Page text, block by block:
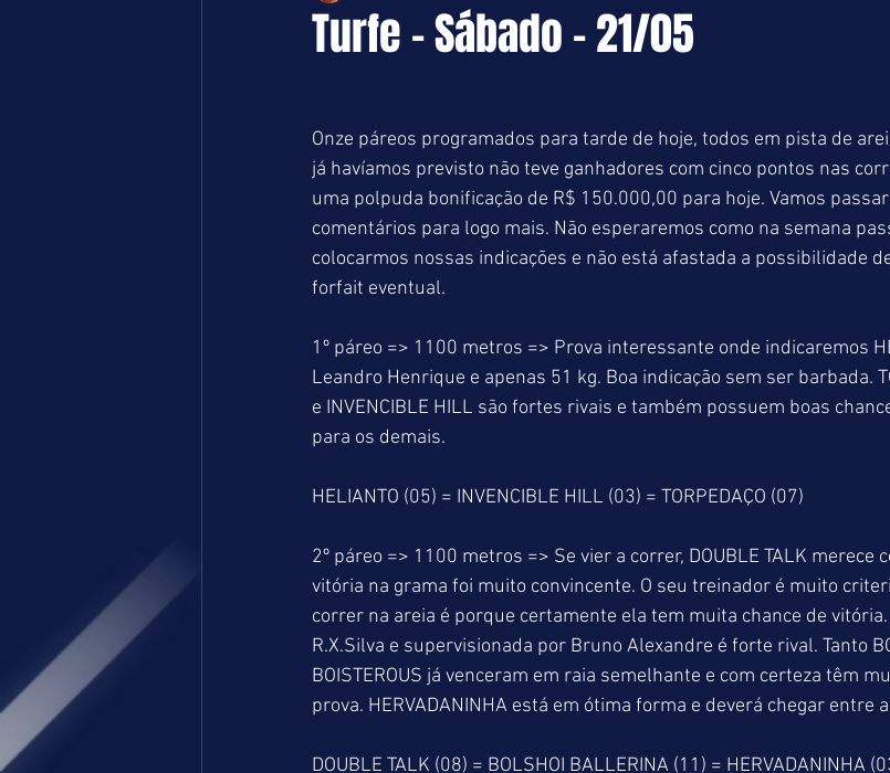
Turfe - Sábado - 21/05
Onze páreos programados para tarde de hoje, todos em pista de
já havíamos previsto não teve ganhadores com cinco pontos nas
uma polpuda bonificação de R$ 150.000,00 para hoje. Vamos
comentários para logo mais. Não esperaremos como na semana
colocarmos nossas indicações e não está afastada a possibilidade
forfait eventual.
1º páreo => 1100 metros => Prova interessante onde indicaremos
Leandro Henrique e apenas 51 kg. Boa indicação sem ser barbada.
e INVENCIBLE HILL são fortes rivais e também possuem boas
para os demais.
HELIANTO (05) = INVENCIBLE HILL (03) = TORPEDAÇO (07)
2º páreo => 1100 metros => Se vier a correr, DOUBLE TALK merece
vitória na grama foi muito convincente. O seu treinador é muito
correr na areia é porque certamente ela tem muita chance de
R.X.Silva e supervisionada por Bruno Alexandre é forte rival. Tanto
BOISTEROUS já venceram em raia semelhante e com certeza têm
prova. HERVADANINHA está em ótima forma e deverá chegar entre
DOUBLE TALK (08) = BOLSHOI BALLERINA (11) = HERVADANINHA